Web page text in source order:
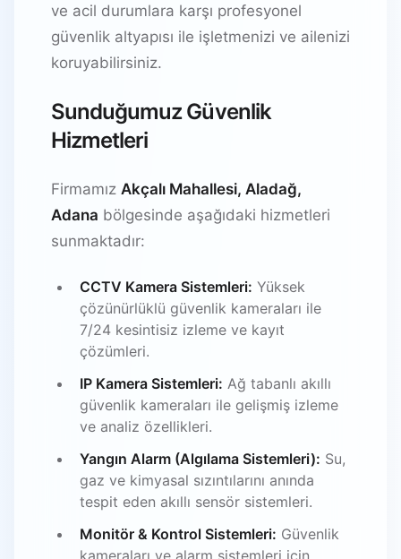
ve acil durumlara karşı profesyonel
güvenlik altyapısı ile işletmenizi ve ailenizi
koruyabilirsiniz.
Sunduğumuz Güvenlik
Hizmetleri
Firmamız Akçalı Mahallesi, Aladağ,
Adana bölgesinde aşağıdaki hizmetleri
sunmaktadır:
CCTV Kamera Sistemleri: Yüksek
çözünürlüklü güvenlik kameraları ile
7/24 kesintisiz izleme ve kayıt
çözümleri.
IP Kamera Sistemleri: Ağ tabanlı akıllı
güvenlik kameraları ile gelişmiş izleme
ve analiz özellikleri.
Yangın Alarm (Algılama Sistemleri): Su,
gaz ve kimyasal sızıntılarını anında
tespit eden akıllı sensör sistemleri.
Monitör & Kontrol Sistemleri: Güvenlik
kameraları ve alarm sistemleri için